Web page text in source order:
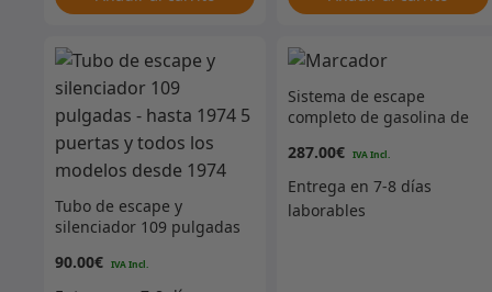
Tubo de escape y
silenciador 109 pulgadas
todos los modelos desde
90.00€
Sistema de escape
completo de gasolina de
la izquierda
287.00€